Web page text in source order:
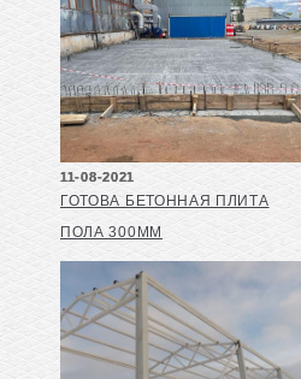
11-08-2021
ГОТОВА БЕТОННАЯ ПЛИТА
ПОЛА 300ММ